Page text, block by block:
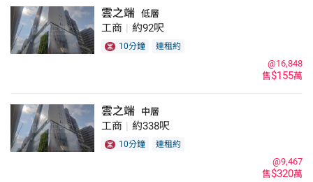
雲之端 低層
工商 約92呎
10分鐘 連租約
售$155萬
@16,848
雲之端 中層
工商 約338呎
10分鐘 連租約
售$320萬
@9,467